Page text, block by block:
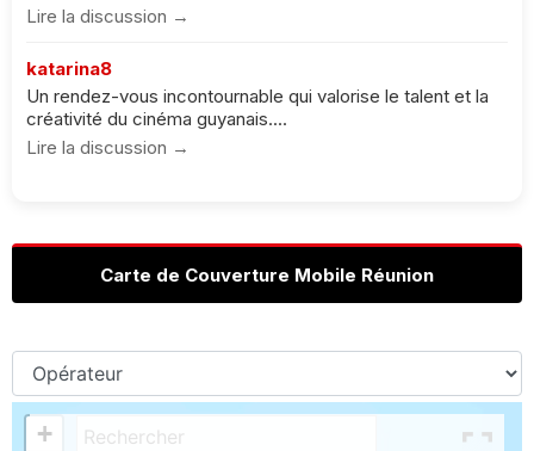
Lire la discussion →
katarina8
Un rendez-vous incontournable qui valorise le talent et la
créativité du cinéma guyanais....
Lire la discussion →
Carte de Couverture Mobile Réunion